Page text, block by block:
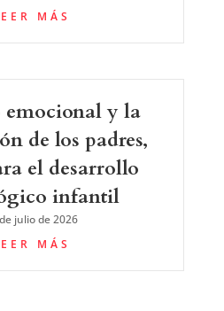
MÁS
emocional y la
de los padres,
el desarrollo
infantil
julio de 2026
MÁS